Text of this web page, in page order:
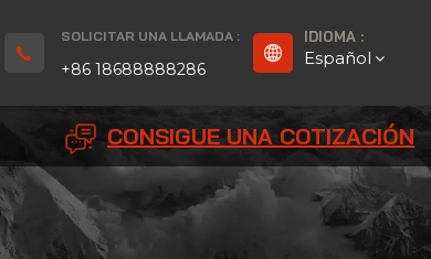
SOLICITAR UNA LLAMADA :
+86 18688888286
IDIOMA :
Español
CONSIGUE UNA COTIZACIÓN